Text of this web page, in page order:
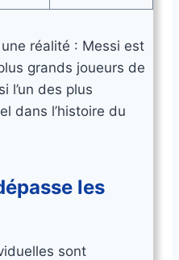
réalité : Messi est
grands joueurs de
l’un des plus
dans l’histoire du
les
sont